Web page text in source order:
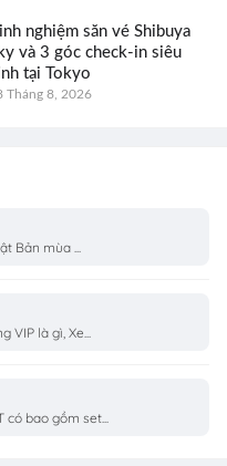
nghiệm săn vé Shibuya
và 3 góc check-in siêu
tại Tokyo
Tháng 8, 2026
Bản mùa ...
là gì, Xe...
bao gồm set...